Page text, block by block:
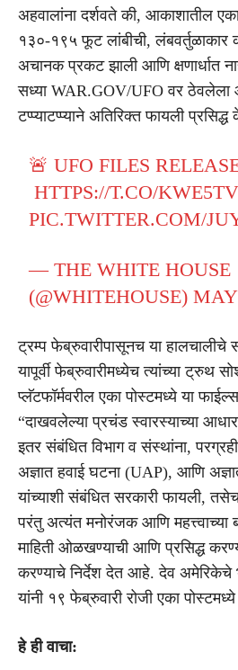
अहवालांना दर्शवते की, आकाशातील
१३०-१९५ फूट लांबीची, लंबवर्तुळाकार
अचानक प्रकट झाली आणि क्षणार्धात
सध्या WAR.GOV/UFO वर ठेवलेला
टप्प्याटप्प्याने अतिरिक्त फायली
🚨 UFO FILES
HTTPS://T.CO/
PIC.TWITTER.COM/
— THE WHITE HOUSE
(@WHITEHOUSE)
ट्रम्प फेब्रुवारीपासूनच या
यापूर्वी फेब्रुवारीमध्येच त्यांच्या ट्रुथ
प्लॅटफॉर्मवरील एका पोस्टमध्ये या
“दाखवलेल्या प्रचंड स्वारस्याच्या
इतर संबंधित विभाग व संस्थांना,
अज्ञात हवाई घटना (UAP), आणि
यांच्याशी संबंधित सरकारी फायली,
परंतु अत्यंत मनोरंजक आणि महत्त्वाच्या
माहिती ओळखण्याची आणि प्रसिद्ध
करण्याचे निर्देश देत आहे. देव
यांनी १९ फेब्रुवारी रोजी एका
हे ही वाचा: